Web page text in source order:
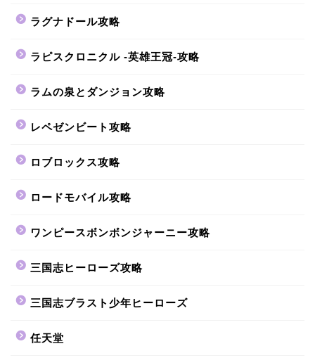
ラグナドール攻略
ラピスクロニクル -英雄王冠-攻略
ラムの泉とダンジョン攻略
レペゼンビート攻略
ロブロックス攻略
ロードモバイル攻略
ワンピースボンボンジャーニー攻略
三国志ヒーローズ攻略
三国志ブラスト少年ヒーローズ
任天堂